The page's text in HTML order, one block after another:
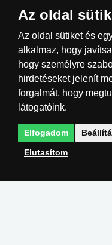
Česká republika
Magyarország
Nederland
Az oldal
Az oldal sütiket és
alkalmaz, hogy
hogy személyre
hirdetéseket jelenít
forgalmát, hogy
látogatóink.
Elfogadom
Elutasítom